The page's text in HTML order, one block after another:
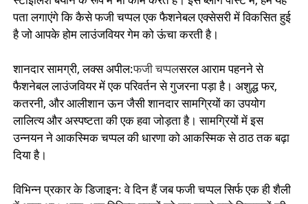
पता लगाएंगे कि कैसे फजी चप्पल एक फैशनेबल एक्सेसरी में विकसित हुई
है जो आपके होम लाउंजवियर गेम को ऊंचा करती है।
शानदार सामग्री, लक्स अपील:फजी चप्पलसरल आराम पहनने से
फैशनेबल लाउंजवियर में एक परिवर्तन से गुजरना पड़ा है। अशुद्ध फर,
कतरनी, और आलीशान ऊन जैसी शानदार सामग्रियों का उपयोग
लालित्य और अस्पष्टता की एक हवा जोड़ता है। सामग्रियों में इस
उन्नयन ने आकस्मिक चप्पल की धारणा को आकस्मिक से ठाठ तक बढ़ा
दिया है।
विभिन्न प्रकार के डिजाइन: वे दिन हैं जब फजी चप्पल सिर्फ एक ही शैली